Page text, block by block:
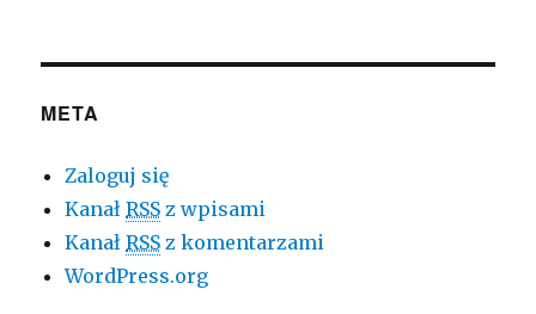
META
Zaloguj się
KanałRSS z wpisami
KanałRSS z komentarzami
WordPress.org